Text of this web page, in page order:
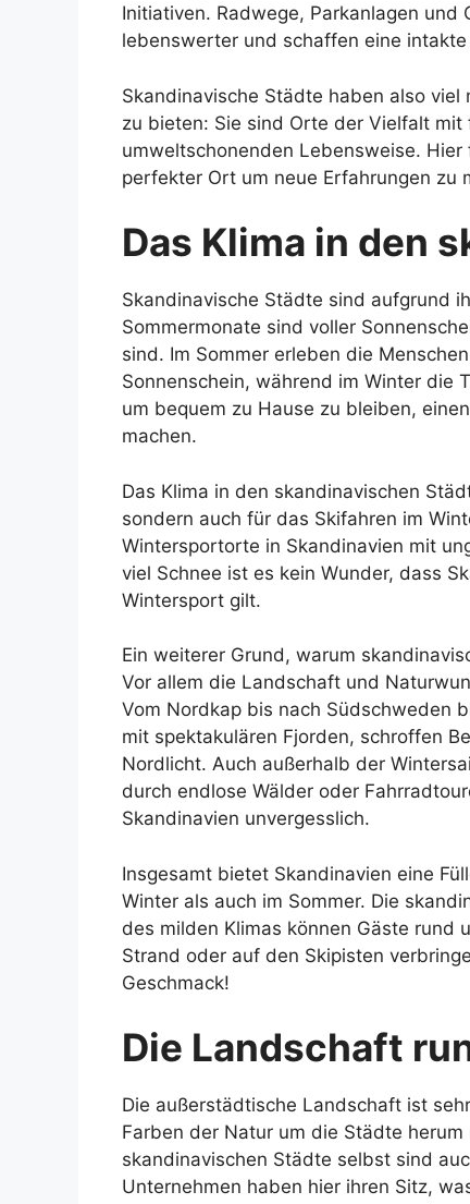
Initiativen. Radwege, Parkanlagen
lebenswerter und schaffen eine
Skandinavische Städte haben also
zu bieten: Sie sind Orte der Vielfalt
umweltschonenden Lebensweise.
perfekter Ort um neue Erfahrungen zu
Das Klima in den
Skandinavische Städte sind aufgrund
Sommermonate sind voller
sind. Im Sommer erleben die
Sonnenschein, während im Winter die
um bequem zu Hause zu bleiben,
machen.
Das Klima in den skandinavischen
sondern auch für das Skifahren im
Wintersportorte in Skandinavien mit
viel Schnee ist es kein Wunder, dass
Wintersport gilt.
Ein weiterer Grund, warum
Vor allem die Landschaft und
Vom Nordkap bis nach Südschweden
mit spektakulären Fjorden, schroffen
Nordlicht. Auch außerhalb der
durch endlose Wälder oder
Skandinavien unvergesslich.
Insgesamt bietet Skandinavien eine
Winter als auch im Sommer. Die
des milden Klimas können Gäste rund
Strand oder auf den Skipisten
Geschmack!
Die Landschaft
Die außerstädtische Landschaft ist
Farben der Natur um die Städte
skandinavischen Städte selbst sind
Unternehmen haben hier ihren Sitz,